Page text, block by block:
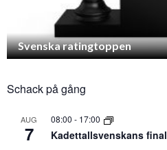
Svenska ratingtoppen
Schack på gång
AUG
7
08:00 - 17:00
Kadettallsvenskans final